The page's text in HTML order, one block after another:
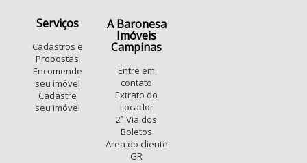
Serviços
Cadastros e
Propostas
Encomende
seu imóvel
Cadastre
seu imóvel
A Baronesa
Imóveis
Campinas
Entre em
contato
Extrato do
Locador
2ª Via dos
Boletos
Area do cliente
GR